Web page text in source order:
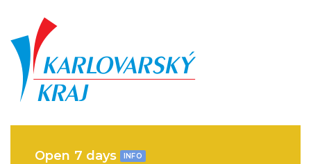
Open 7 days INFO